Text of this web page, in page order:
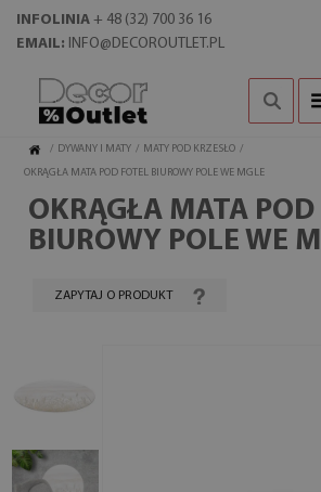
INFOLINIA + 48 (32) 700 36 16
EMAIL: INFO@DECOROUTLET.PL
/ DYWANY I MATY / MATY POD KRZESŁO /
OKRĄGŁA MATA POD FOTEL BIUROWY POLE WE MGLE
OKRĄGŁA MATA POD
BIUROWY POLE WE
ZAPYTAJ O PRODUKT